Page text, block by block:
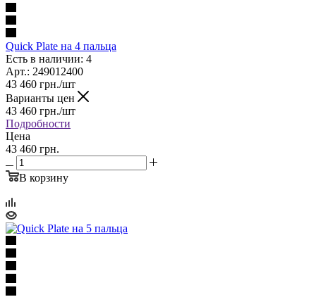
Quick Plate на 4 пальца
Есть в наличии: 4
Арт.: 249012400
43 460 грн./шт
Варианты цен
43 460 грн./шт
Подробности
Цена
43 460 грн.
В корзину